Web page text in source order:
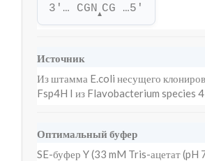
3'… CGN▲CG …5'
Источник
Из штамма E.coli несущего
Fsp4H I из Flavobacterium species
Оптимальный буфер
SE-буфер Y (33 mM Tris-ацетат (pH